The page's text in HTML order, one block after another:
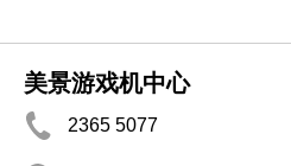
美景游戏机中心
2365 5077